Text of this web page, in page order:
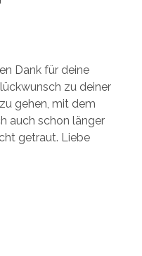
Dank für deine
zu deiner
gehen, mit dem
auch schon länger
getraut. Liebe